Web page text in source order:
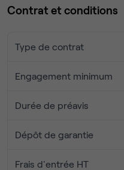
Contrat et conditions
Type de contrat
Engagement minimum
Durée de préavis
Dépôt de garantie
Frais d'entrée HT